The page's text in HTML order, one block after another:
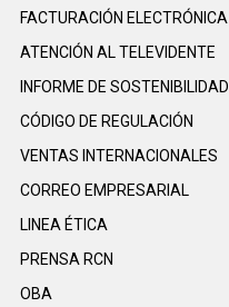
FACTURACIÓN ELECTRÓNICA
ATENCIÓN AL TELEVIDENTE
INFORME DE SOSTENIBILIDAD
CÓDIGO DE REGULACIÓN
VENTAS INTERNACIONALES
CORREO EMPRESARIAL
LINEA ÉTICA
PRENSA RCN
OBA